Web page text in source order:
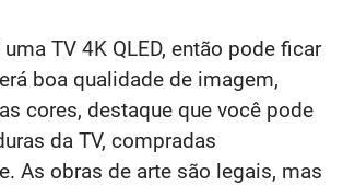
TV 4K QLED, então pode ficar
boa qualidade de imagem,
cores, destaque que você pode
da TV, compradas
As obras de arte são legais, mas